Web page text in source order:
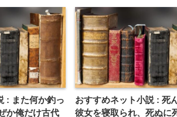
: また何か釣っ
か俺だけ古代
おすすめネット小説 : 死
彼女を寝取られ、死ぬに